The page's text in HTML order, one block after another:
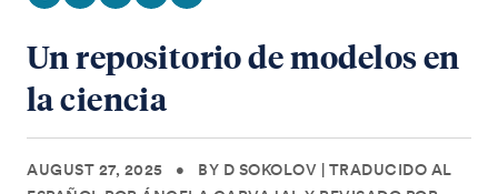
Un repositorio de modelos en
la ciencia
AUGUST 27, 2025 •
BY D SOKOLOV | TRADUCIDO AL